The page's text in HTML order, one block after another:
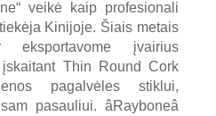
veikė kaip profesionali
Kinijoje. Šiais metais
įvairius
Thin Round Cork
pagalvėles stiklui,
pasauliui. âRayboneâ